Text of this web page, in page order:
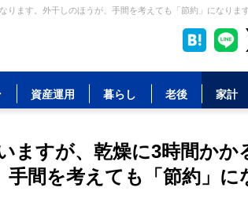
ります。外干しのほうが、手間を考えても「節約」になりま
資産運用 暮らし 老後 家計
ますが、乾燥に3時間かか
間を考えても「節約」に